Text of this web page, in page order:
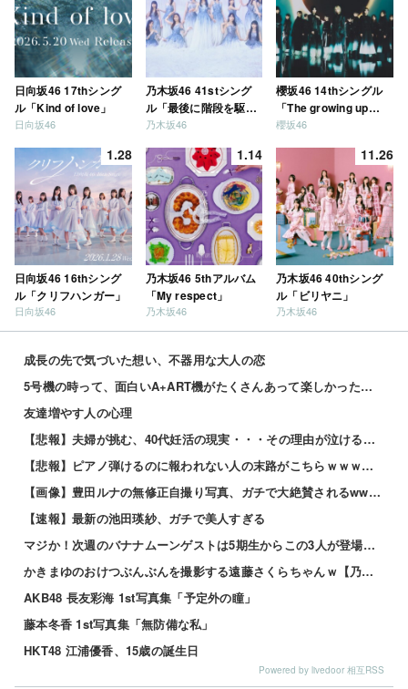
日向坂46 17thシング
ル「Kind of love」
日向坂46
乃木坂46 41stシング
ル「最後に階段を駆け
上がったのはいつ
乃木坂46
櫻坂46 14thシングル
「The growing up
train」
櫻坂46
1.28
日向坂46 16thシング
ル「クリフハンガー」
日向坂46
1.14
乃木坂46 5thアルバム
「My respect」
乃木坂46
11.26
乃木坂46 40thシング
ル「ビリヤニ」
乃木坂46
成長の先で気づいた想い、不器用な大人の恋
5号機の時って、面白いA+ART機がたくさんあって楽しかったよなｗｗｗ
友達増やす人の心理
【悲報】夫婦が挑む、40代妊活の現実・・・その理由が泣けるｗｗｗｗ 他
【悲報】ピアノ弾けるのに報われない人の末路がこちらｗｗｗｗｗ 他
【画像】豊田ルナの無修正自撮り写真、ガチで大絶賛されるwww 他
【速報】最新の池田瑛紗、ガチで美人すぎる
マジか！次週のバナナムーンゲストは5期生からこの3人が登場！！！【乃木坂46】
かきまゆのおけつぶんぶんを撮影する遠藤さくらちゃんｗ【乃木坂46】
AKB48 長友彩海 1st写真集「予定外の瞳」
藤本冬香 1st写真集「無防備な私」
HKT48 江浦優香、15歳の誕生日
Powered by livedoor 相互RSS